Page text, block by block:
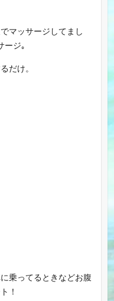
マッサージしてまし
ージ｡
だけ。
乗ってるときなどお腹
！